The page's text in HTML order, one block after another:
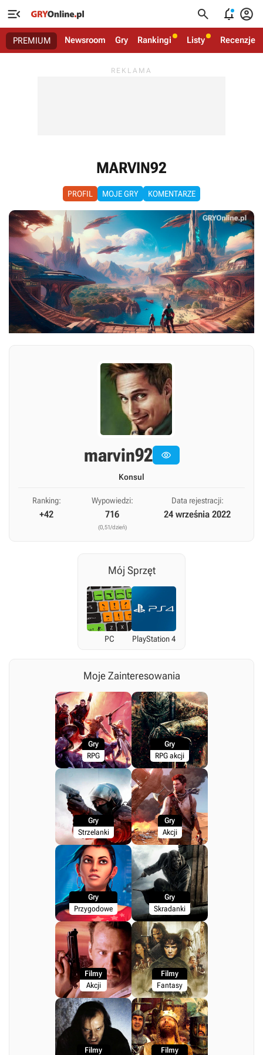
   
PREMIUM Newsroom Gry Rankingi Listy Recenzje
MARVIN92
PROFIL MOJE GRY KOMENTARZE
marvin92 
Konsul
Ranking:
+42
Wypowiedzi:
716
(0,51/dzień)
Data rejestracji:
24 września 2022
Mój Sprzęt
PC PlayStation 4
Moje Zainteresowania
Gry
RPG
Gry
RPG akcji
Gry
Strzelanki
Gry
Akcji
Gry
Przygodowe
Gry
Skradanki
Filmy
Akcji
Filmy
Fantasy
Filmy Filmy